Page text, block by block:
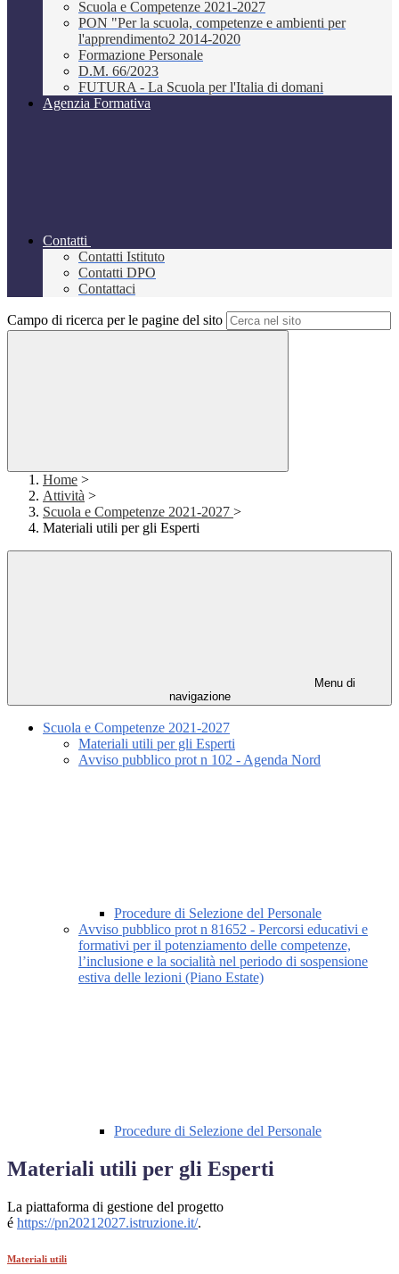
Scuola e Competenze 2021-2027
PON "Per la scuola, competenze e ambienti per
l'apprendimento2 2014-2020
Formazione Personale
D.M. 66/2023
FUTURA - La Scuola per l'Italia di domani
Agenzia Formativa
Contatti
Contatti Istituto
Contatti DPO
Contattaci
Campo di ricerca per le pagine del sito
Home >
Attività >
Scuola e Competenze 2021-2027 >
Materiali utili per gli Esperti
Menu di
navigazione
Scuola e Competenze 2021-2027
Materiali utili per gli Esperti
Avviso pubblico prot n 102 - Agenda Nord
Procedure di Selezione del Personale
Avviso pubblico prot n 81652 - Percorsi educativi e
formativi per il potenziamento delle competenze,
l’inclusione e la socialità nel periodo di sospensione
estiva delle lezioni (Piano Estate)
Procedure di Selezione del Personale
Materiali utili per gli Esperti
La piattaforma di gestione del progetto
é https://pn20212027.istruzione.it/.
Materiali utili